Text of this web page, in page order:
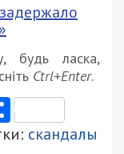
будь ласка,
Ctrl+Enter.
скандалы